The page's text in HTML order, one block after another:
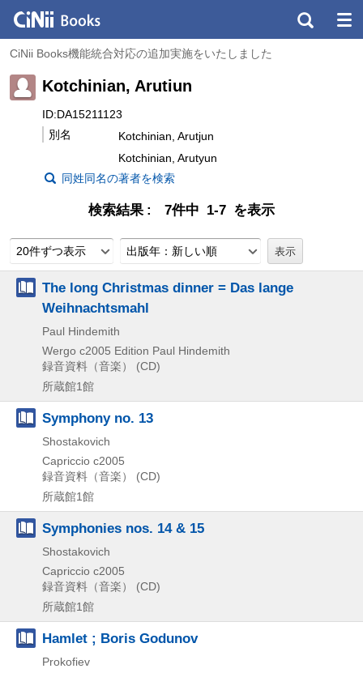
CiNii Books機能統合対応の追加実施をいたしました
Kotchinian, Arutiun
ID:DA15211123
別名
Kotchinian, Arutjun
Kotchinian, Arutyun
同姓同名の著者を検索
検索結果 7件中 1-7 を表示
20件ずつ表示 出版年：新しい順
The long Christmas dinner = Das lange
Weihnachtsmahl
Paul Hindemith
Wergo c2005 Edition Paul Hindemith
録音資料（音楽） (CD)
所蔵館1館
Symphony no. 13
Shostakovich
Capriccio c2005
録音資料（音楽） (CD)
所蔵館1館
Symphonies nos. 14 & 15
Shostakovich
Capriccio c2005
録音資料（音楽） (CD)
所蔵館1館
Hamlet ; Boris Godunov
Prokofiev